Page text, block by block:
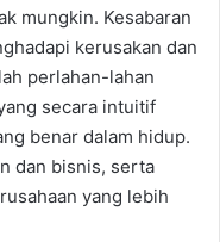
mungkin. Kesabaran
kerusakan dan
perlahan-lahan
secara intuitif
benar dalam hidup.
dan bisnis, serta
yang lebih